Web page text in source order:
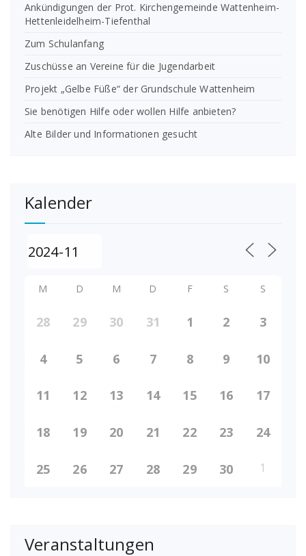
Ankündigungen der Prot. Kirchengemeinde Wattenheim-
Hettenleidelheim-Tiefenthal
Zum Schulanfang
Zuschüsse an Vereine für die Jugendarbeit
Projekt „Gelbe Füße“ der Grundschule Wattenheim
Sie benötigen Hilfe oder wollen Hilfe anbieten?
Alte Bilder und Informationen gesucht
Kalender
M D M D F S S
28 29 30 31 1 2 3
4 5 6 7 8 9 10
11 12 13 14 15 16 17
18 19 20 21 22 23 24
25 26 27 28 29 30 1
Veranstaltungen